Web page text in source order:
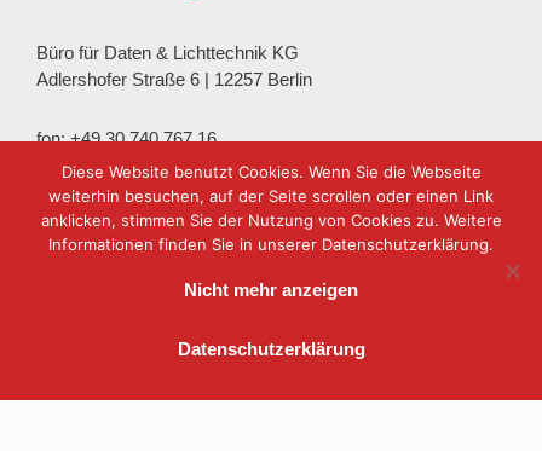
Büro für Daten & Lichttechnik KG
Adlershofer Straße 6 | 12257 Berlin
fon: +49 30 740 767 16
fax: +49 30 740 767 17
b-dL.com| LCN@b-dL.com
Wir beliefern ausschließlich Unternehmer, öffentliche
Institutionen, Freiberufler und Gewerbetreibende. Deshalb
Diese Website benutzt Cookies. Wenn Sie die Webseite
weiterhin besuchen, auf der Seite scrollen oder einen Link
anklicken, stimmen Sie der Nutzung von Cookies zu. Weitere
Informationen finden Sie in unserer Datenschutzerklärung.
Nicht mehr anzeigen
Datenschutzerklärung